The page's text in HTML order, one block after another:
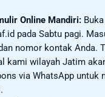
Online Mandiri:Buka
pada Sabtu pagi.
nomor kontak Anda.
kami wilayah Jatim
via WhatsApp untuk